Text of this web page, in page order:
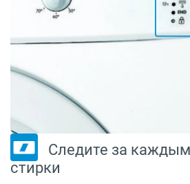
Следите за
стирки